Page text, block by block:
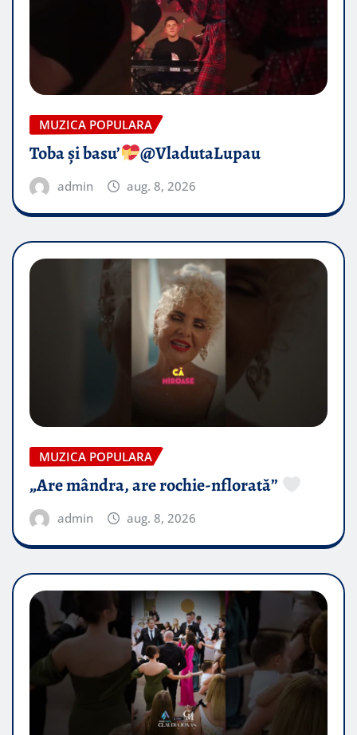
MUZICA POPULARA
Toba și basu’ @VladutaLupau
admin aug. 8, 2026
MUZICA POPULARA
„Are mândra, are rochie-nflorată”
admin aug. 8, 2026